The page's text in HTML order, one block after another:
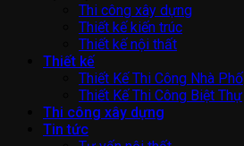
Thi công xây dựng
Thiết kế kiến trúc
Thiết kế nội thất
Thiết kế
Thiết Kế Thi Công Nhà Phố
Thiết Kế Thi Công Biệt Thự
Thi công xây dựng
Tin tức